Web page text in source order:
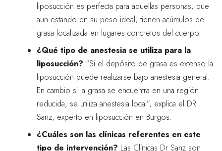
liposucción es perfecta para aquellas personas, que
aun estando en su peso ideal, tienen acúmulos de
grasa localizada en lugares concretos del cuerpo.
¿Qué tipo de anestesia se utiliza para la
liposucción? “Si el depósito de grasa es extenso la
liposucción puede realizarse bajo anestesia general.
En cambio si la grasa se encuentra en una región
reducida, se utiliza anestesia local”, explica el DR
Sanz, experto en liposucción en Burgos.
¿Cuáles son las clínicas referentes en este
tipo de intervención? Las Clínicas Dr Sanz son